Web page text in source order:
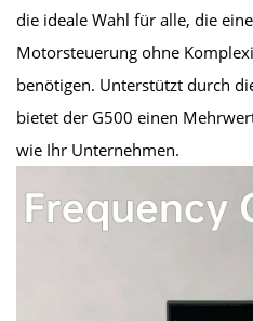
die ideale Wahl für alle, die
Motorsteuerung ohne
benötigen. Unterstützt durch
bietet der G500 einen
wie Ihr Unternehmen.